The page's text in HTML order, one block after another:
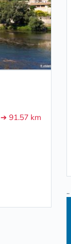
➔ 91.57 km
..